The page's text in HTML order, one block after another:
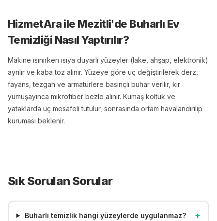
HizmetAra ile Mezitli'de Buharlı Ev
Temizliği Nasıl Yaptırılır?
Makine ısınırken ısıya duyarlı yüzeyler (lake, ahşap, elektronik)
ayrılır ve kaba toz alınır. Yüzeye göre uç değiştirilerek derz,
fayans, tezgah ve armatürlere basınçlı buhar verilir, kir
yumuşayınca mikrofiber bezle alınır. Kumaş koltuk ve
yataklarda uç mesafeli tutulur, sonrasında ortam havalandırılıp
kuruması beklenir.
Sık Sorulan Sorular
Buharlı temizlik hangi yüzeylerde uygulanmaz? +